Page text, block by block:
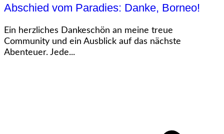
Abschied vom Paradies: Danke, Borneo!
Ein herzliches Dankeschön an meine treue
Community und ein Ausblick auf das nächste
Abenteuer. Jede...